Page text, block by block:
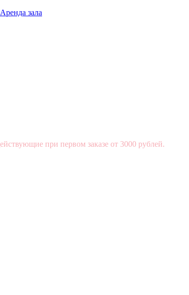
Аренда зала
при первом заказе от 3000 рублей.